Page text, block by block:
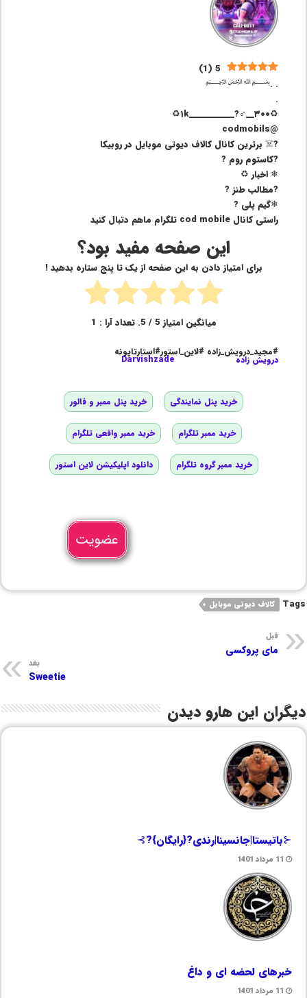
5
(
1
)
. .﷽
.
♻️۱k___________?‍♂️__۳۰۰♻️
@codmobils
?‍☠️ برترین کانال کالاف دیوتی موبایل در روبیکا
?کاستوم روم ?
❄ اخبار ♻️
?مطالب طنز ?
❄گیم پلی ?
راستی کانال cod mobile تلگرام ماهم دتبال کنید
این صفحه مفید بود؟
برای امتیاز دادن به این صفحه از یک تا پنج ستاره بدهید !
میانگین امتیاز 5/ 5. تعداد آرا : 1
#مجید_درویش_زاده #لاین_استور#استارتاپونه
درویش زاده Darvishzade
خرید پنل نمایندگی خرید پنل ممبر و فالور
خرید ممبر تلگرام خرید ممبر واقعی تلگرام
خرید ممبر گروه تلگرام دانلود اپلیکیشن لاین استور
عضویت
Tags کالاف دیوتی موبایل
قبل
مای پروکسی
بعد
Sweetie
دیگران این هارو دیدن
⊰باتیستا|جانسینا|رندی?{رایگان}?⊱
11 مرداد 1401
خبرهای لحضه ای و داغ
11 مرداد 1401